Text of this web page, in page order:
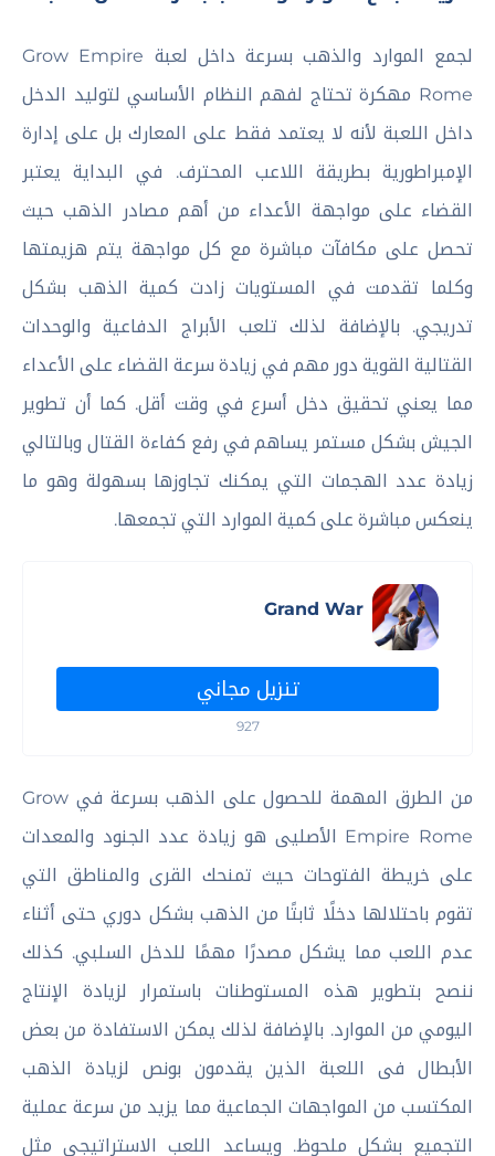
لجمع الموارد والذهب بسرعة داخل لعبة Grow Empire
Rome مهكرة تحتاج لفهم النظام الأساسي لتوليد الدخل
داخل اللعبة لأنه لا يعتمد فقط على المعارك بل على إدارة
الإمبراطورية بطريقة اللاعب المحترف. في البداية يعتبر
القضاء على مواجهة الأعداء من أهم مصادر الذهب حيث
تحصل على مكافآت مباشرة مع كل مواجهة يتم هزيمتها
وكلما تقدمت في المستويات زادت كمية الذهب بشكل
تدريجي. بالإضافة لذلك تلعب الأبراج الدفاعية والوحدات
القتالية القوية دور مهم في زيادة سرعة القضاء على الأعداء
مما يعني تحقيق دخل أسرع في وقت أقل. كما أن تطوير
الجيش بشكل مستمر يساهم في رفع كفاءة القتال وبالتالي
زيادة عدد الهجمات التي يمكنك تجاوزها بسهولة وهو ما
ينعكس مباشرة على كمية الموارد التي تجمعها.
Grand War
تنزيل مجاني
927
من الطرق المهمة للحصول على الذهب بسرعة في Grow
Empire Rome الأصليى هو زيادة عدد الجنود والمعدات
على خريطة الفتوحات حيث تمنحك القرى والمناطق التي
تقوم باحتلالها دخلًا ثابتًا من الذهب بشكل دوري حتى أثناء
عدم اللعب مما يشكل مصدرًا مهمًا للدخل السلبي. كذلك
ننصح بتطوير هذه المستوطنات باستمرار لزيادة الإنتاج
اليومي من الموارد. بالإضافة لذلك يمكن الاستفادة من بعض
الأبطال فى اللعبة الذين يقدمون بونص لزيادة الذهب
المكتسب من المواجهات الجماعية مما يزيد من سرعة عملية
التجميع بشكل ملحوظ. ويساعد اللعب الاستراتيجي مثل